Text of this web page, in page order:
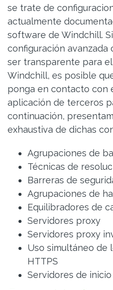
se trate de
actualmente
software de Windchill.
configuración avanzada
ser transparente para
Windchill, es posible
ponga en contacto con
aplicación de terceros
continuación,
exhaustiva de dichas
Agrupaciones de
Técnicas de
Barreras de
Agrupaciones de
Equilibradores de
Servidores proxy
Servidores proxy
Uso simultáneo de
HTTPS
Servidores de